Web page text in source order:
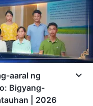
aaral ng
Bigyang-
| 2026